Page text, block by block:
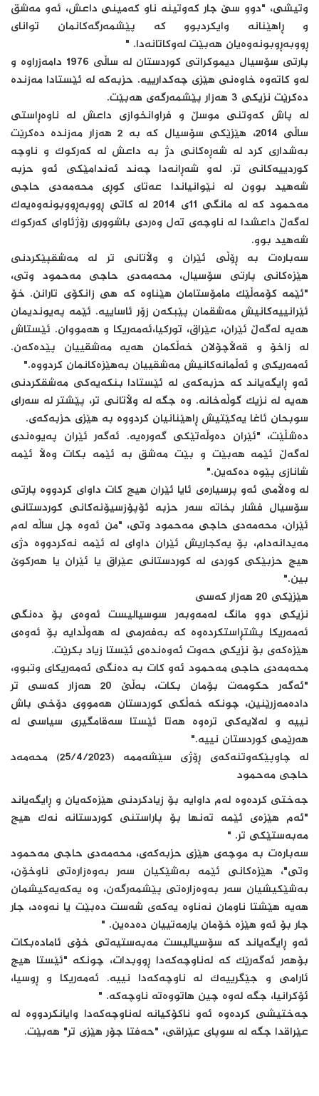
وتیشی، "دوو سێ جار کەوتینە ناو کەمینی داعش، ئەو مەشق
و ڕاهێنانە وایکردبوو کە پێشمەرگەکانمان توانای
ڕووبەڕوبونەوەیان هەبێت لەوکاتانەدا. "
پارتی سۆسیال دیموکراتی کوردستان لە ساڵی 1976 دامەزراوە و
لەو کاتەوە خاوەنی هێزی چەکدارییە. حزبەکە لە ئێستادا مەزندە
دەکرێت نزیکی 3 هەزار پێشمەرگەی هەبێت.
لە پاش کەوتنی موسڵ و فراوانخوازی داعش لە ناوەڕاستی
ساڵی 2014، هێزێکی سۆسیال کە بە 2 هەزار مەزندە دەکرێت
بەشداری کرد لە شەڕەکانی دژ بە داعش لە کەرکوک و ناوچە
کوردییەکانی تر. لەو شەڕانەدا چەند ئەندامێکی ئەو حزبە
شه‌هید بوون لە نێوانیاندا عەتای کوڕی محەمەدی حاجی
مەحمود کە لە مانگی 11ی 2014 لە کاتی ڕووبەڕووبونەوەیەک
لەگەڵ داعشدا لە ناوچەی تەل وەردی باشووری رۆژئاوای کەرکوک
شه‌هید بوو.
سەبارەت بە ڕۆڵی ئێران و وڵاتانی تر لە مەشقپێکردنی
هێزەکانی پارتی سۆسیال، محەمەدی حاجی مەحمود وتی،
"ئێمە کۆمەڵێک مامۆستامان هێناوە کە هی زانکۆی تارانن. خۆ
ئێرانییەکانیش مەشقمان پێبکەن زۆر ئاساییە. ئێمە پەیوندیمان
هەیە لەگەڵ ئێران، عێراق، تورکیا،ئەمەریکا و هەمووان. ئێستاش
لە زاخۆ و قەڵاچۆلان خەڵکمان هەیە مەشقییان پێدەکەن.
ئەمەریکی و ئەڵمانەکانیش مەشقییان بەهێزەکانمان کردووە."
ئەو ڕایگەیاند کە حزبەکەی لە ئێستادا بنکەیەکی مەشقکردنی
هەیە لە نزیک گوڵەخانە. وە جگە لە وڵاتانی تر، پێشتر لە سەرای
سوبحان ئاغا یەکێتیش ڕاهێنانیان کردووە بە هێزی حزبەکەی.
دەشڵێت، "ئێران دەوڵەتێکی گەورەیە. ئەگەر ئێران پەیوەندی
لەگەڵ ئێمە هەبێت و بێت مەشق بە ئێمە بکات وەڵا ئێمە
شانازی پێوە دەکەین."
لە وەڵامی ئەو پرسیارەی ئایا ئێران هیچ کات داوای کردووە پارتی
سۆسیال فشار بخاتە سەر حزبە ئۆپۆزسیۆنەکانی کوردستانی
ئێران، محەمەدی حاجی مەحمود وتی، "من ئەوە چل ساڵە لەم
مەیدانەدام، بۆ یەکجاریش ئێران داوای لە ئێمە نەکردووە دژی
هیچ حزبێکی کوردی لە کوردستانی عێراق یا ئێران یا هەرکوێ
بین."
هێزێکی 20 هەزار کەسی
نزیکی دوو مانگ لەمەوبەر سوسیالیست ئەوەی بۆ دەنگی
ئەمەریکا پشتڕاستکردەوە کە بەفەرمی لە هەوڵدایە بۆ ئەوەی
هێزەکەی بۆ نزیکی حەوت ئەوەندەی ئێستا زیاد بکرێت.
محەمەدی حاجی مەحمود ئەو کات بە دەنگی ئەمەریکای وتبوو،
"ئه‌گه‌ر حكومه‌ت بۆمان بكات، به‌ڵێ 20 هه‌زار كه‌سی تر
داده‌مه‌زرێنین، چونكه‌ خه‌ڵكی كوردستان هه‌مووی دۆخی باش
نییه‌ و له‌لایه‌كی تره‌وه‌ هه‌تا ئێستا سه‌قامگیری سیاسی لە
هه‌رێمی كوردستان نییه."
لە چاوپێکەوتنەکەی ڕۆژی سێشەممە (25/4/2023) محه‌مه‌د
حاجی مه‌حمود
جەختی کردەوە لەم داوایە بۆ زیادکردنی هێزەکەیان و ڕایگەیاند
"ئەم هێزەی ئێمە تەنها بۆ پاراستنی کوردستانە نەک هیچ
مەبەستێکی تر. "
سەبارەت بە موچەی هێزی حزبەکەی، محەمەدی حاجی مەحمود
وتی"، هێزەکانی ئێمە بەشێکیان سەر بەوەزارەتی ناوخۆن،
بەشێکیشیان سەر بەوەزارەتی پێشمەرگەن، وە یەکەیەکیشمان
هەیە هێشتا ناومان نەناوە یەکەی شەست دەبێت یا نەوەد، جار
جار بۆ ئەو هێزە خۆمان یارمەتییان دەدەین. "
ئەو ڕایگەیاند کە سۆسیالیست مەبەستیەتی خۆی ئامادەبکات
بۆهەر ئەگەرێک کە لەناوچەکەدا ڕووبدات، چونکە "ئێستا هیچ
ئارامی و جێگرییەک لە ناوچەکەدا نییە. ئەمەریکا و ڕوسیا،
ئۆکرانیا، جگە لەوە چین هاتووەتە ناوچەکە. "
جەختیشی کردەوە ئەو ناکۆکیانە لەناوچەکەدا وایانکردووە لە
عێراقدا جگە لە سوپای عێراقی، "حەفتا جۆر هێزی تر" هەبێت.